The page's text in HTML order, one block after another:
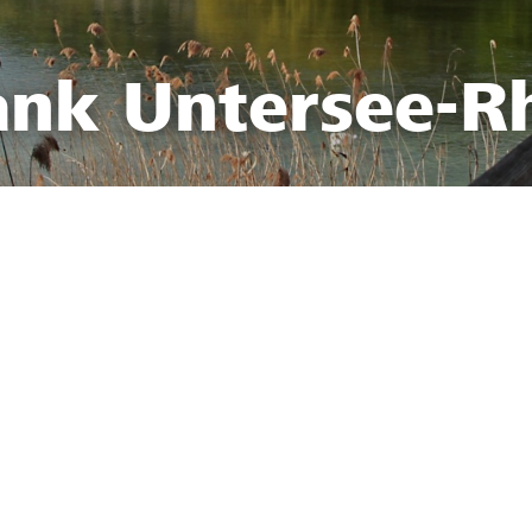
Untersee-